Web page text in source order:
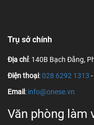
Trụ sở chính
Địa chỉ: 140B Bạch Đằng,
Điện thoại:028 6292 1313 -
Email : info@onese.vn
Văn phòng làm